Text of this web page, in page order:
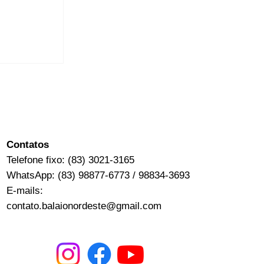
​​Contatos
Telefone fixo: (83) 3021-3165
WhatsApp: (83) 98877-6773 / 98834-3693
E-mails:
contato.balaionordeste@gmail.com